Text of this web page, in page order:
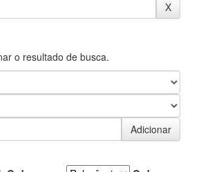
o resultado de busca.